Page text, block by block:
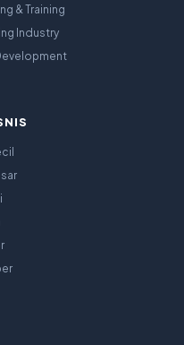
& Training
Industry